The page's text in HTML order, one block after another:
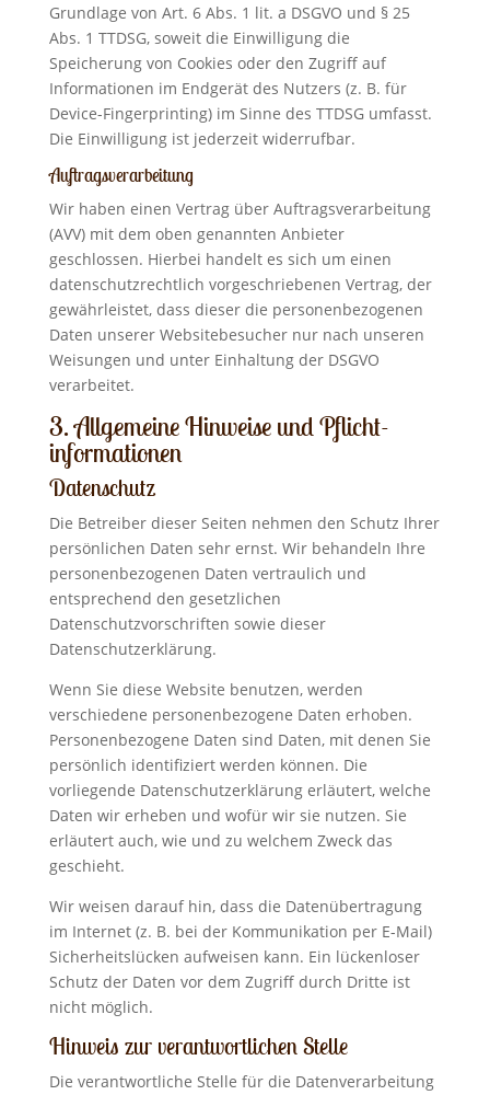
Grundlage von Art. 6 Abs. 1 lit. a DSGVO und § 25
Abs. 1 TTDSG, soweit die Einwilligung die
Speicherung von Cookies oder den Zugriff auf
Informationen im Endgerät des Nutzers (z. B. für
Device-Fingerprinting) im Sinne des TTDSG umfasst.
Die Einwilligung ist jederzeit widerrufbar.
Auftragsverarbeitung
Wir haben einen Vertrag über Auftragsverarbeitung
(AVV) mit dem oben genannten Anbieter
geschlossen. Hierbei handelt es sich um einen
datenschutzrechtlich vorgeschriebenen Vertrag, der
gewährleistet, dass dieser die personenbezogenen
Daten unserer Websitebesucher nur nach unseren
Weisungen und unter Einhaltung der DSGVO
verarbeitet.
3. Allgemeine Hinweise und Pflicht­
informationen
Datenschutz
Die Betreiber dieser Seiten nehmen den Schutz Ihrer
persönlichen Daten sehr ernst. Wir behandeln Ihre
personenbezogenen Daten vertraulich und
entsprechend den gesetzlichen
Datenschutzvorschriften sowie dieser
Datenschutzerklärung.
Wenn Sie diese Website benutzen, werden
verschiedene personenbezogene Daten erhoben.
Personenbezogene Daten sind Daten, mit denen Sie
persönlich identifiziert werden können. Die
vorliegende Datenschutzerklärung erläutert, welche
Daten wir erheben und wofür wir sie nutzen. Sie
erläutert auch, wie und zu welchem Zweck das
geschieht.
Wir weisen darauf hin, dass die Datenübertragung
im Internet (z. B. bei der Kommunikation per E-Mail)
Sicherheitslücken aufweisen kann. Ein lückenloser
Schutz der Daten vor dem Zugriff durch Dritte ist
nicht möglich.
Hinweis zur verantwortlichen Stelle
Die verantwortliche Stelle für die Datenverarbeitung